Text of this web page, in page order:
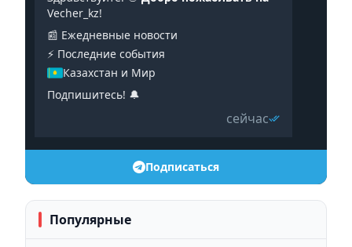
Vecher_kz!
📰 Ежедневные новости
⚡️ Последние события
Казахстан и Мир
Подпишитесь! 🔔
сейчас
Подписаться
Популярные